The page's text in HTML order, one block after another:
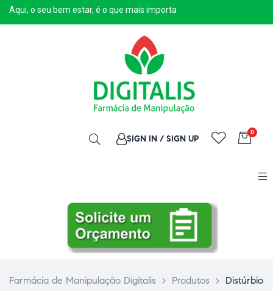
Aqui, o seu bem estar, é o que mais importa
SIGN IN / SIGN UP
0
Farmácia de Manipulação Digitalis > Produtos > Distúrbio